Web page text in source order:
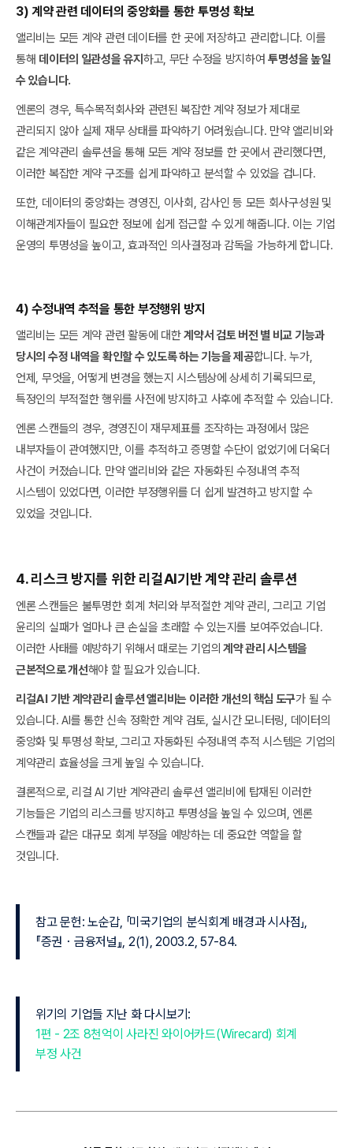
3) 계약 관련 데이터의 중앙화를 통한 투명성 확보
앨리비는 모든 계약 관련 데이터를 한 곳에 저장하고 관리합니다. 이를
통해 데이터의 일관성을 유지 하고, 무단 수정을 방지하여투명성을 높일
수 있습니다.
엔론의 경우, 특수목적회사와 관련된 복잡한 계약 정보가 제대로
관리되지 않아 실제 재무 상태를 파악하기 어려웠습니다. 만약 앨리비와
같은 계약관리 솔루션을 통해 모든 계약 정보를 한 곳에서 관리했다면,
이러한 복잡한 계약 구조를 쉽게 파악하고 분석할 수 있었을 겁니다.
또한, 데이터의 중앙화는 경영진, 이사회, 감사인 등 모든 회사구성원 및
이해관계자들이 필요한 정보에 쉽게 접근할 수 있게 해줍니다. 이는 기업
운영의 투명성을 높이고, 효과적인 의사결정과 감독을 가능하게 합니다.
4) 수정내역 추적을 통한 부정행위 방지
앨리비는 모든 계약 관련 활동에 대한계약서 검토 버전 별 비교 기능과
당시의 수정 내역을 확인할 수 있도록 하는 기능을 제공합니다. 누가,
언제, 무엇을, 어떻게 변경을 했는지 시스템상에 상세히 기록되므로,
특정인의 부적절한 행위를 사전에 방지하고 사후에 추적할 수 있습니다.
엔론 스캔들의 경우, 경영진이 재무제표를 조작하는 과정에서 많은
내부자들이 관여했지만, 이를 추적하고 증명할 수단이 없었기에 더욱더
사건이 커졌습니다. 만약 앨리비와 같은 자동화된 수정내역 추적
시스템이 있었다면, 이러한 부정행위를 더 쉽게 발견하고 방지할 수
있었을 것입니다.
4. 리스크 방지를 위한 리걸AI기반 계약 관리 솔루션
엔론 스캔들은 불투명한 회계 처리와 부적절한 계약 관리, 그리고 기업
윤리의 실패가 얼마나 큰 손실을 초래할 수 있는지를 보여주었습니다.
이러한 사태를 예방하기 위해서 때로는 기업의 계약 관리 시스템을
근본적으로 개선해야 할 필요가 있습니다.
리걸AI 기반 계약관리 솔루션 앨리비는 이러한 개선의 핵심 도구가 될 수
있습니다. AI를 통한 신속 정확한 계약 검토, 실시간 모니터링, 데이터의
중앙화 및 투명성 확보, 그리고 자동화된 수정내역 추적 시스템은 기업의
계약관리 효율성을 크게 높일 수 있습니다.
결론적으로, 리걸 AI 기반 계약관리 솔루션 앨리비에 탑재된 이러한
기능들은 기업의 리스크를 방지하고 투명성을 높일 수 있으며, 엔론
스캔들과 같은 대규모 회계 부정을 예방하는 데 중요한 역할을 할
것입니다.
참고 문헌: 노순갑, 「미국기업의 분식회계 배경과 시사점」,
『증권・금융저널』, 2(1), 2003.2, 57-84.
위기의 기업들 지난 화 다시보기:
1편 - 2조 8천억이 사라진 와이어카드(Wirecard) 회계
부정 사건